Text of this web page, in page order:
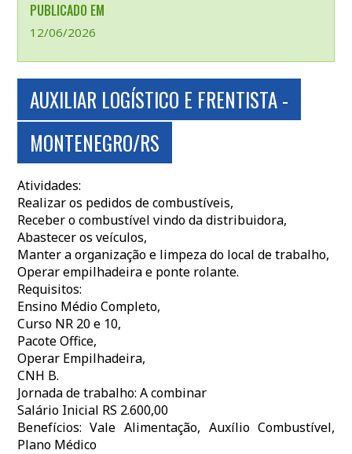
PUBLICADO EM
12/06/2026
AUXILIAR LOGÍSTICO E FRENTISTA -
MONTENEGRO/RS
Atividades:
Realizar os pedidos de combustíveis,
Receber o combustível vindo da distribuidora,
Abastecer os veículos,
Manter a organização e limpeza do local de trabalho,
Operar empilhadeira e ponte rolante.
Requisitos:
Ensino Médio Completo,
Curso NR 20 e 10,
Pacote Office,
Operar Empilhadeira,
CNH B.
Jornada de trabalho: A combinar
Salário Inicial RS 2.600,00
Benefícios: Vale Alimentação, Auxílio Combustível,
Plano Médico